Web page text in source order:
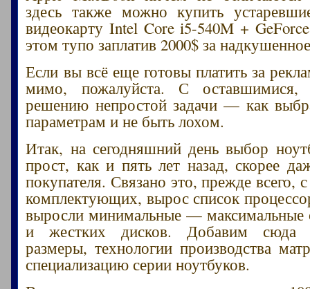
здесь также можно купить
видеокарту Intel Core i5-540M +
этом тупо заплатив 2000$ за
Если вы всё еще готовы платить за
мимо, пожалуйста. С оставшимися,
решению непростой задачи — как
параметрам и не быть лохом.
Итак, на сегодняшний день выбор
прост, как и пять лет назад, скорее
покупателя. Связано это, прежде всего,
комплектующих, вырос список
выросли минимальные — максимальные
и жестких дисков. Добавим сюда
размеры, технологии производства
специализацию серии ноутбуков.